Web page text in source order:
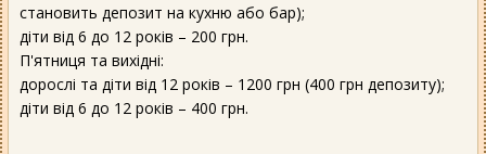
становить депозит на кухню або бар);
діти від 6 до 12 років – 200 грн.
П'ятниця та вихідні:
дорослі та діти від 12 років – 1200 грн (400 грн депозиту);
діти від 6 до 12 років – 400 грн.